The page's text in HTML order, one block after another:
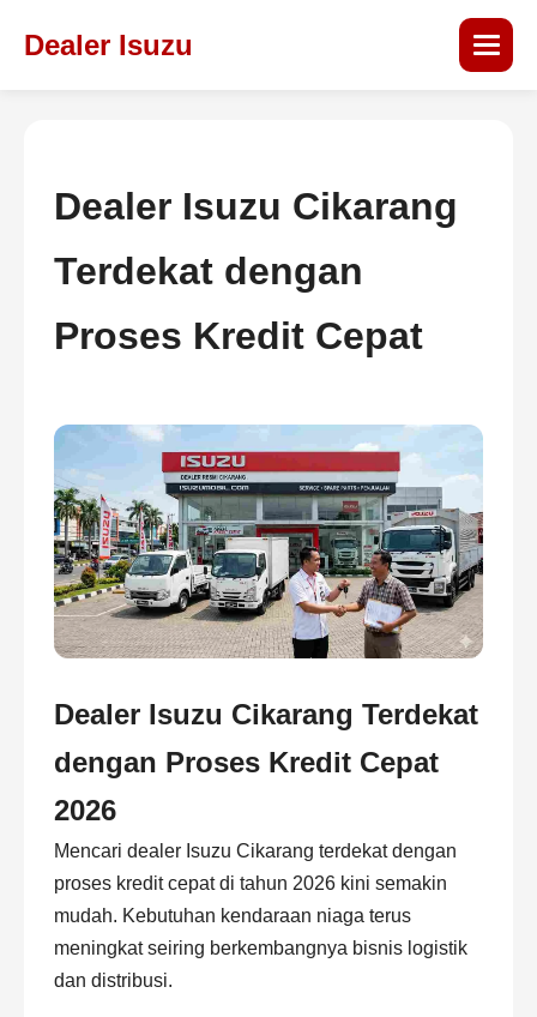
Dealer Isuzu
Dealer Isuzu Cikarang
Terdekat dengan
Proses Kredit Cepat
Dealer Isuzu Cikarang Terdekat
dengan Proses Kredit Cepat
2026
Mencari dealer Isuzu Cikarang terdekat dengan
proses kredit cepat di tahun 2026 kini semakin
mudah. Kebutuhan kendaraan niaga terus
meningkat seiring berkembangnya bisnis logistik
dan distribusi.